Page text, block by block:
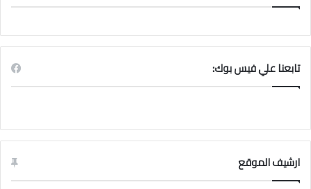
تابعنا علي فيس بوك:
ارشيف الموقع